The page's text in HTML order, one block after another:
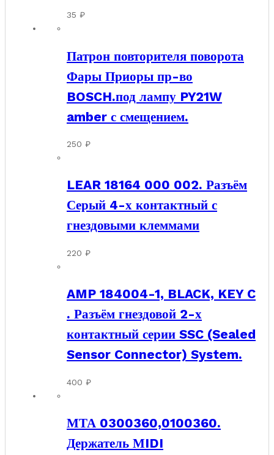
35 ₽
Патрон повторителя поворота
Фары Приоры пр-во
BOSCH.под лампу PY21W
amber с смещением.
250 ₽
LEAR 18164 000 002. Разъём
Серый 4-х контактный с
гнездовыми клеммами
220 ₽
AMP 184004-1, BLACK, KEY C
. Разъём гнездовой 2-х
контактный серии SSC (Sealed
Sensor Connector) System.
400 ₽
МТА 0300360,0100360.
Держатель МIDI